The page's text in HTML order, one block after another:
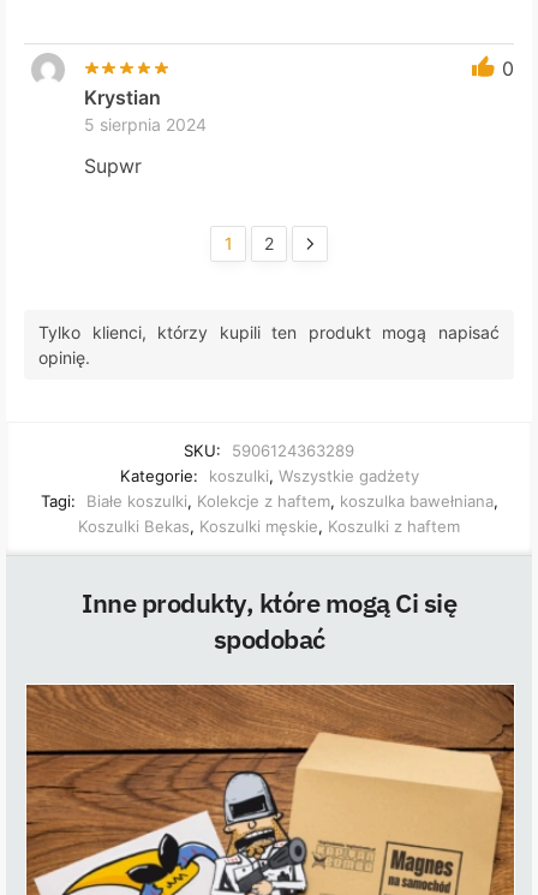
0
Krystian
5 sierpnia 2024
Supwr
1 2
Tylko klienci, którzy kupili ten produkt mogą napisać
opinię.
SKU:
5906124363289
Kategorie:
koszulki, Wszystkie gadżety
Tagi:
Białe koszulki, Kolekcje z haftem, koszulka bawełniana,
Koszulki Bekas, Koszulki męskie, Koszulki z haftem
Inne produkty, które mogą Ci się
spodobać